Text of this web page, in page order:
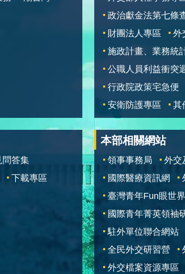
政治獻金法第七條
財團法人專區
外
施政計畫、業務統
公職人員利益衝突
行政院政策宅急便
安衛防護專區
其
問答集
下載專區
本部相關網站
領事事務局 外交
國際醫療資訊網
臺灣青年Fun眼世界
國際青年菁英領袖
駐外單位聯合網站
全民外交研習營
外交檔案資源專區